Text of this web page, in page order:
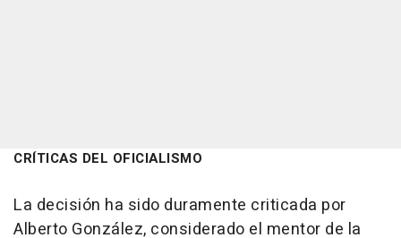
CRÍTICAS DEL OFICIALISMO
La decisión ha sido duramente criticada por
Alberto González, considerado el mentor de la